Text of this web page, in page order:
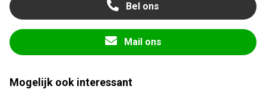
Bel ons
Mail ons
Mogelijk ook interessant